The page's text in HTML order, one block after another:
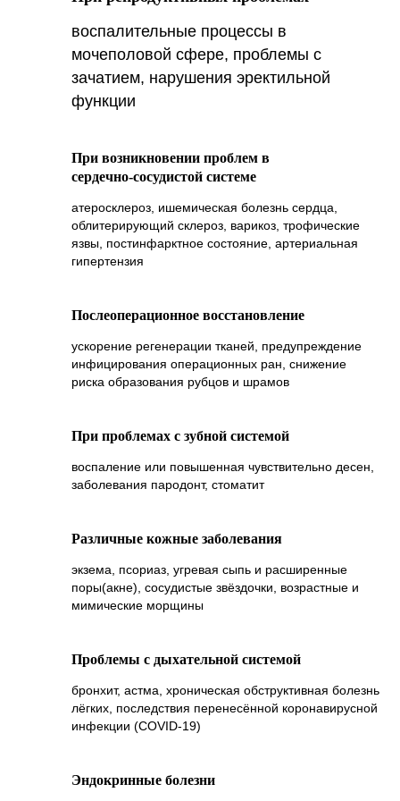
воспалительные процессы в
мочеполовой сфере, проблемы с
зачатием, нарушения эректильной
функции
При возникновении проблем в
сердечно‑сосудистой системе
атеросклероз, ишемическая болезнь сердца,
облитерирующий склероз, варикоз, трофические
язвы, постинфарктное состояние, артериальная
гипертензия
Послеоперационное восстановление
ускорение регенерации тканей, предупреждение
инфицирования операционных ран, снижение
риска образования рубцов и шрамов
При проблемах с зубной системой
воспаление или повышенная чувствительно десен,
заболевания пародонт, стоматит
Различные кожные заболевания
экзема, псориаз, угревая сыпь и расширенные
поры(акне), сосудистые звёздочки, возрастные и
мимические морщины
Проблемы с дыхательной системой
бронхит, астма, хроническая обструктивная болезнь
лёгких, последствия перенесённой коронавирусной
инфекции (COVID‑19)
Эндокринные болезни
БАРОТЕРАПИИ
Процедура оказывает следующее
положительное воздействие:
Способствует повышению общего уровня
самочувствия;
воспалительных реакций;
Поддерживает борьбу с хроническими
патологиями;
Улучшает когнитивные функции
(концентрацию внимания и память), а
погодных условий (метеолабильность);
Благоприятно влияет на состояние
кости, мышцы и суставы.
ПРОТИВОПОКАЗАНИЯ
Эпилепсия, удорожные припадки;
Воздушные полости в легких (каверны,
Артериальная гипертензия тяжелой
степени;
Любые заболевания в стадии
Синкопальные состояния;
Нарушение проходимости слуховых труб
и каналов – отит, синусит, полипы;
Повышенная чувствительность к